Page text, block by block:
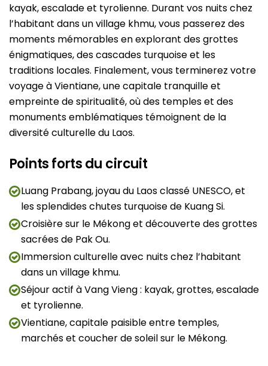
kayak, escalade et tyrolienne. Durant vos nuits chez
l’habitant dans un village khmu, vous passerez des
moments mémorables en explorant des grottes
énigmatiques, des cascades turquoise et les
traditions locales. Finalement, vous terminerez votre
voyage à Vientiane, une capitale tranquille et
empreinte de spiritualité, où des temples et des
monuments emblématiques témoignent de la
diversité culturelle du Laos.
Points forts du circuit
Luang Prabang, joyau du Laos classé UNESCO, et
les splendides chutes turquoise de Kuang Si.
Croisière sur le Mékong et découverte des grottes
sacrées de Pak Ou.
Immersion culturelle avec nuits chez l’habitant
dans un village khmu.
Séjour actif à Vang Vieng : kayak, grottes, escalade
et tyrolienne.
Vientiane, capitale paisible entre temples,
marchés et coucher de soleil sur le Mékong.